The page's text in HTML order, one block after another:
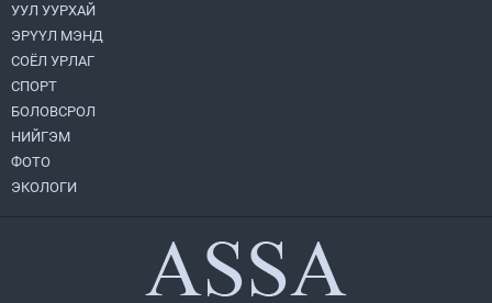
Ирэх 10 хоногийн цаг агаарын
урьдчилсан төлөв
2026.07.31
УУЛ УУРХАЙ
ЭРҮҮЛ МЭНД
СОЁЛ УРЛАГ
СПОРТ
БОЛОВСРОЛ
НИЙГЭМ
ФОТО
ЭКОЛОГИ